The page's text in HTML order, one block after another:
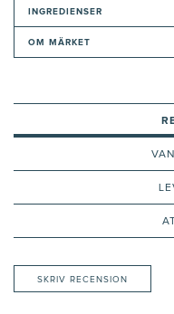
INGREDIENSER
OM MÄRKET
SKRIV RECENSION